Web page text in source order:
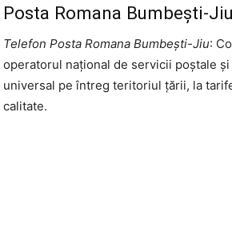
Posta Romana Bumbeşti-
Telefon Posta Romana Bumbeşti-Jiu:
operatorul național de servicii poștale
universal pe întreg teritoriul țării, la
calitate.